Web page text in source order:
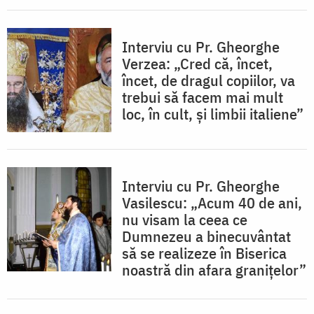
Interviu cu Pr. Gheorghe
Verzea: „Cred că, încet,
încet, de dragul copiilor, va
trebui să facem mai mult
loc, în cult, și limbii italiene”
Interviu cu Pr. Gheorghe
Vasilescu: „Acum 40 de ani,
nu visam la ceea ce
Dumnezeu a binecuvântat
să se realizeze în Biserica
noastră din afara granițelor”